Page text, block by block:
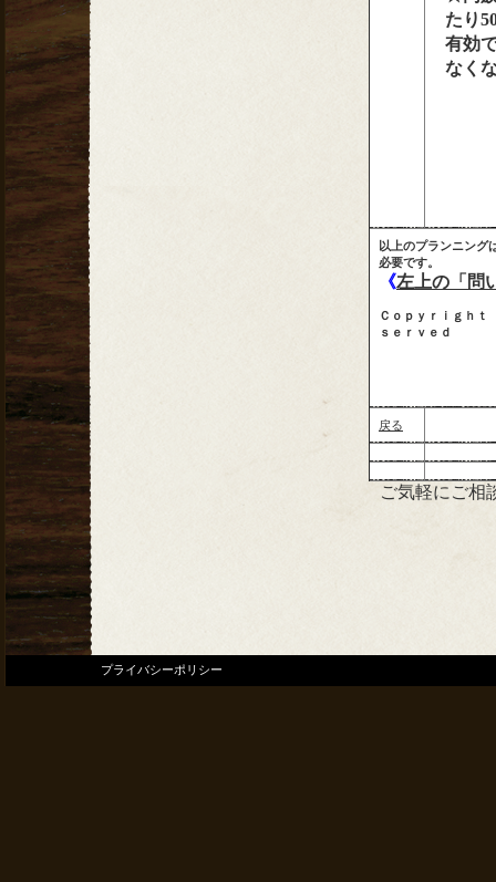
たり
有効
なく
以上のプランニング
必要です。
《左上の「問
Ｃｏｐｙｒｉｇｈ
ｓｅｒｖｅｄ
戻る
ご気軽にご相
プライバシーポリシー